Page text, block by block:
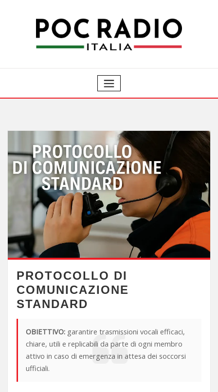
PROTOCOLLO DI
COMUNICAZIONE
STANDARD
OBIETTIVO: garantire trasmissioni vocali efficaci,
chiare, utili e replicabili da parte di ogni membro
attivo in caso di emergenza in attesa dei soccorsi
ufficiali.